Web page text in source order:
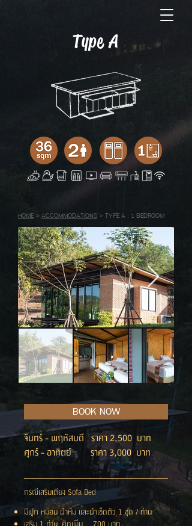
Type A
HOME> ACCOMMODATIONS > TYPE A : 1 BEDROOM
BOOK NOW
จันทร์ - พฤหัสบดี ราคา 2,500 บาท
ศุกร์ - อาทิตย์ ราคา 3,000 บาท
กรณีเสริมเตียง Sofa Bed
มีฟูก หมอน ผ้าห่ม และผ้าเช็ดตัว 1 ชุด / ท่าน